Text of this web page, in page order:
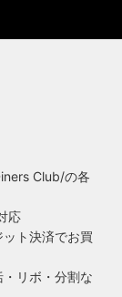
して販売し
り、他にはな
で出来た絶
球を発明した
Club/の各
応
ト決済でお買
リボ・分割な